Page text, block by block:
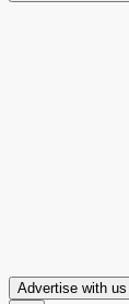
Advertise with us